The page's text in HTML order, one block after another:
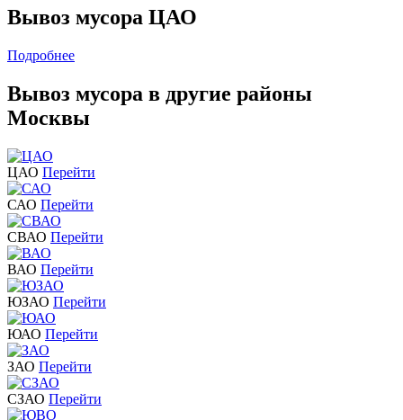
Вывоз мусора ЦАО
Подробнее
Вывоз мусора в другие районы
Москвы
ЦАО Перейти
САО Перейти
СВАО Перейти
ВАО Перейти
ЮЗАО Перейти
ЮАО Перейти
ЗАО Перейти
СЗАО Перейти